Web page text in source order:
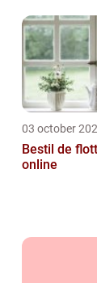
03 october
Bestil de
online